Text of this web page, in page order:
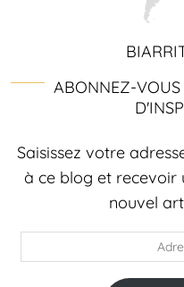
ABONNEZ-VOUS
Saisissez votre
à ce blog et recevoir
nouvel
e-